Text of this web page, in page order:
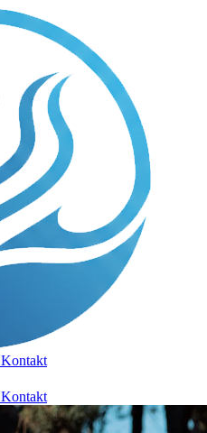
Kontakt
Kontakt